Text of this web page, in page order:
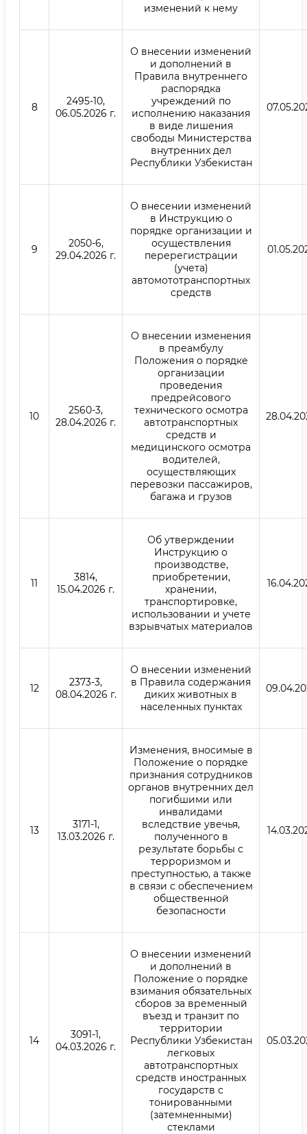
изменений к нему
8
2495-10,
06.05.2026 г.
О внесении изменений
и дополнений в
Правила внутреннего
распорядка
учреждений по
исполнению наказания
в виде лишения
свободы Министерства
внутренних дел
Республики Узбекистан
9
2050-6,
29.04.2026 г.
О внесении изменений
в Инструкцию о
порядке организации и
осуществления
перерегистрации
(учета)
автомототранспортных
средств
10
2560-3,
28.04.2026 г.
О внесении изменения
в преамбулу
Положения о порядке
организации
проведения
предрейсового
технического осмотра
автотранспортных
средств и
медицинского осмотра
водителей,
осуществляющих
перевозки пассажиров,
багажа и грузов
11
3814,
15.04.2026 г.
Об утверждении
Инструкцию о
производстве,
приобретении,
хранении,
транспортировке,
использовании и учете
взрывчатых материалов
12
2373-3,
08.04.2026 г.
О внесении изменений
в Правила содержания
диких животных в
населенных пунктах
13
3171-1,
13.03.2026 г.
Изменения, вносимые в
Положение о порядке
признания сотрудников
органов внутренних дел
погибшими или
инвалидами
вследствие увечья,
полученного в
результате борьбы с
терроризмом и
преступностью, а также
в связи с обеспечением
общественной
безопасности
14
3091-1,
04.03.2026 г.
О внесении изменений
и дополнений в
Положение о порядке
взимания обязательных
сборов за временный
въезд и транзит по
территории
Республики Узбекистан
легковых
автотранспортных
средств иностранных
государств с
тонированными
(затемненными)
стеклами